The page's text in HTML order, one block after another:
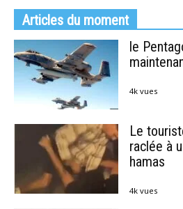
Articles du moment
le
4k vues
Le
raclée à
hamas
4k vues